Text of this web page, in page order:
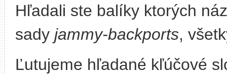
Hľadali ste balíky ktorých
sady jammy-backports,
Ľutujeme hľadané kľúčové